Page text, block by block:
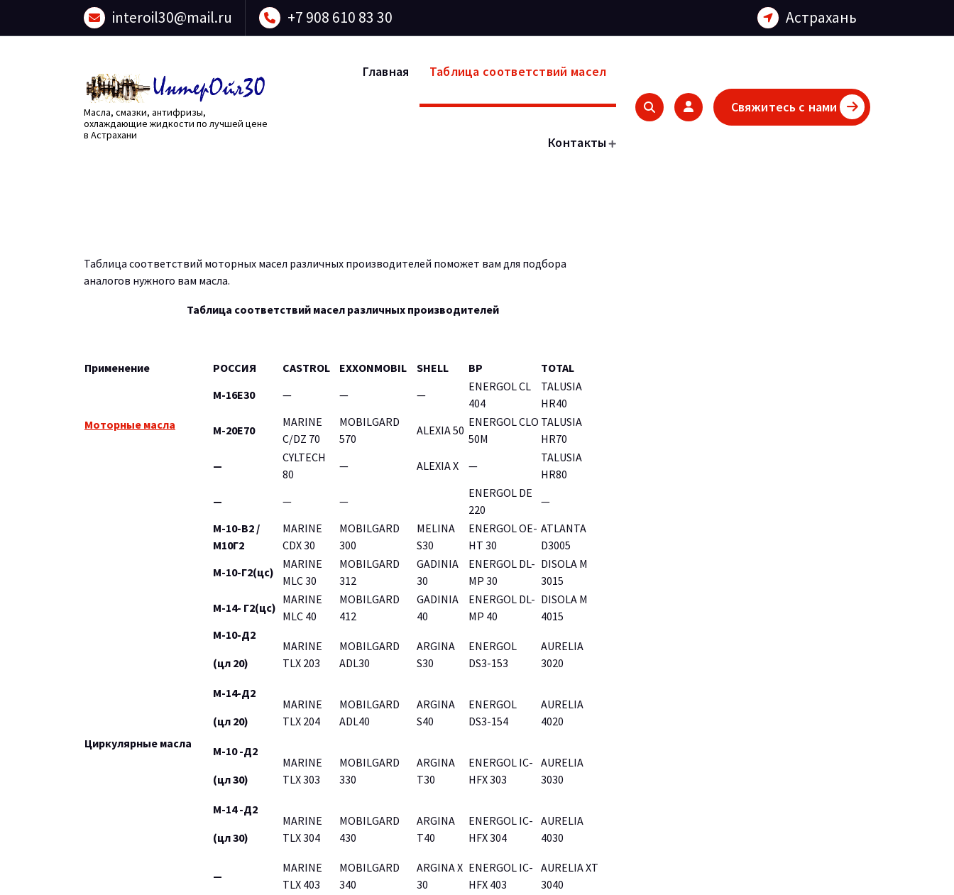
interoil30@mail.ru +7 908 610 83 30 Астрахань
Масла, смазки, антифризы,
охлаждающие жидкости по лучшей цене
в Астрахани
Главная Таблица соответствий масел
Контакты
Свяжитесь с нами
Таблица соответствий моторных масел различных производителей поможет вам для подбора
аналогов нужного вам масла.
Таблица соответствий масел различных производителей
Применение РОССИЯ CASTROL EXXONMOBIL SHELL BP TOTAL
Моторные масла
М-16Е30 — — —
ENERGOL CL
404
TALUSIA
HR40
М-20Е70
MARINE
C/DZ 70
MOBILGARD
570
ALEXIA 50
ENERGOL CLO
50M
TALUSIA
HR70
—
CYLTECH
80
— ALEXIA X —
TALUSIA
HR80
Циркулярные масла
— — —
ENERGOL DE
220
—
М-10-В2 /
М10Г2
MARINE
CDX 30
MOBILGARD
300
MELINA
S30
ENERGOL OE-
HT 30
ATLANTA
D3005
М-10-Г2(цс)
MARINE
MLC 30
MOBILGARD
312
GADINIA
30
ENERGOL DL-
MP 30
DISOLA M
3015
М-14- Г2(цс)
MARINE
MLC 40
MOBILGARD
412
GADINIA
40
ENERGOL DL-
MP 40
DISOLA M
4015
М-10-Д2
(цл 20)
MARINE
TLX 203
MOBILGARD
ADL30
ARGINA
S30
ENERGOL
DS3-153
AURELIA
3020
М-14-Д2
(цл 20)
MARINE
TLX 204
MOBILGARD
ADL40
ARGINA
S40
ENERGOL
DS3-154
AURELIA
4020
M-10 -Д2
(цл 30)
MARINE
TLX 303
MOBILGARD
330
ARGINA
T30
ENERGOL IC-
HFX 303
AURELIA
3030
М-14 -Д2
(цл 30)
MARINE
TLX 304
MOBILGARD
430
ARGINA
T40
ENERGOL IC-
HFX 304
AURELIA
4030
—
MARINE
TLX 403
MOBILGARD
340
ARGINA X
30
ENERGOL IC-
HFX 403
AURELIA XT
3040